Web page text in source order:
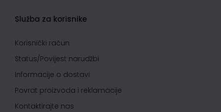
Služba za korisnike
Korisnički račun
Status/Povijest narudžbi
Informacije o dostavi
Povrat proizvoda i reklamacije
Kontaktirajte nas